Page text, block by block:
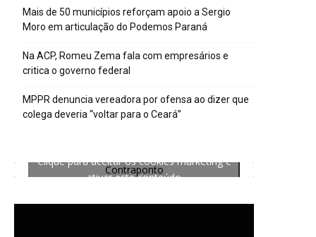
Mais de 50 municípios reforçam apoio a Sergio
Moro em articulação do Podemos Paraná
Na ACP, Romeu Zema fala com empresários e
critica o governo federal
MPPR denuncia vereadora por ofensa ao dizer que
colega deveria “voltar para o Ceará”
Contraponto
Clique para aceitar os cookies marketing e
ativar este conteúdo